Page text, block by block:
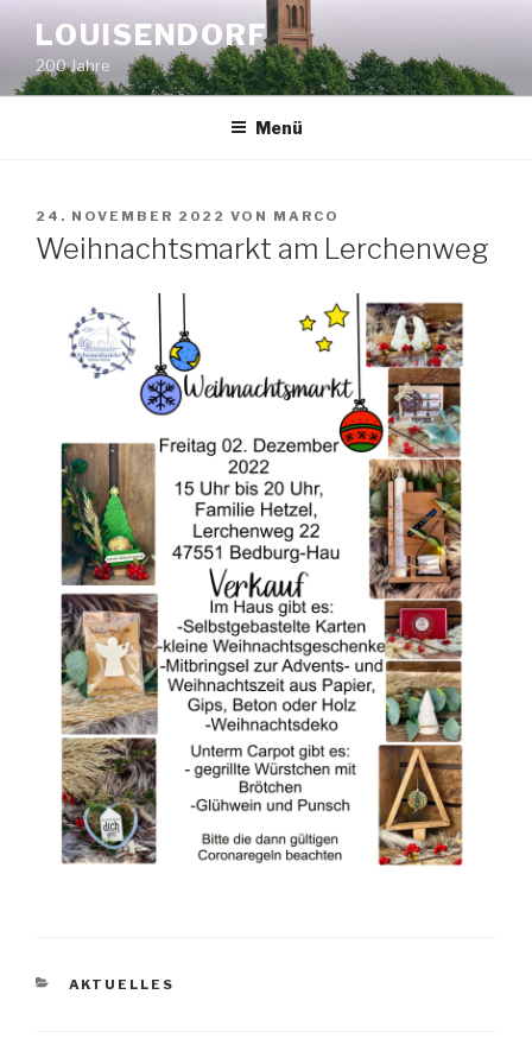
Inhalt
springen
LOUISENDORF
200 Jahre
Menü
VERÖFFENTLICHT
AM
24. NOVEMBER 2022 VON MARCO
Weihnachtsmarkt am Lerchenweg
KATEGORIEN
AKTUELLES